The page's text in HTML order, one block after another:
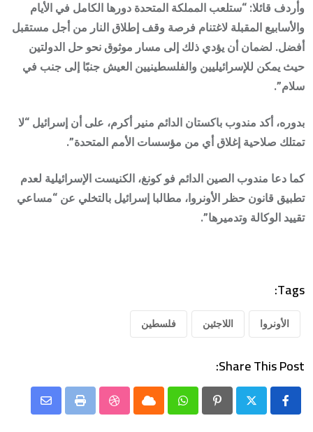
وأردف قائلا: “ستلعب المملكة المتحدة دورها الكامل في الأيام
والأسابيع المقبلة لاغتنام فرصة وقف إطلاق النار من أجل مستقبل
أفضل. لضمان أن يؤدي ذلك إلى مسار موثوق نحو حل الدولتين
حيث يمكن للإسرائيليين والفلسطينيين العيش جنبًا إلى جنب في
سلام”.
بدوره، أكد مندوب باكستان الدائم منير أكرم، على أن إسرائيل “لا
تمتلك صلاحية إغلاق أي من مؤسسات الأمم المتحدة”.
كما دعا مندوب الصين الدائم فو كونغ، الكنيست الإسرائيلية لعدم
تطبيق قانون حظر الأونروا، مطالبا إسرائيل بالتخلي عن “مساعي
تقييد الوكالة وتدميرها”.
Tags:
الأونروا اللاجئين فلسطين
Share This Post:
Pinterest
Whatsapp
Cloud
StumbleUpon
Print
Share